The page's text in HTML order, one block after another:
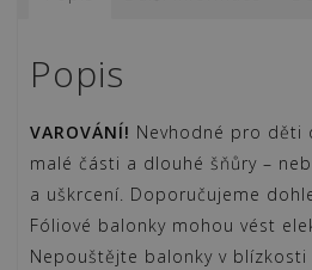
s
(fóliový,
84
cm)
množství
Popis
VAROVÁNÍ! Nevhodné pro děti
malé části a dlouhé šňůry –
a uškrcení. Doporučujeme
Fóliové balonky mohou vést
Nepouštějte balonky v